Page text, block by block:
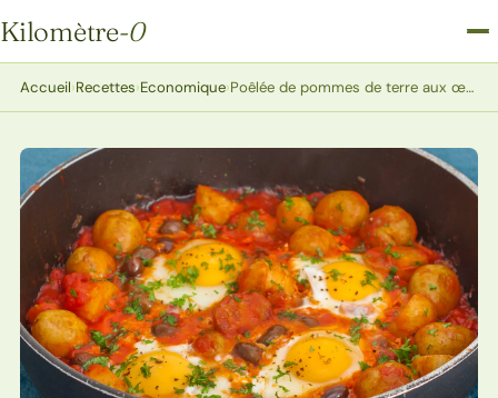
Kilomètre-0
Kilomètre-0
Accueil›Recettes›Economique› Poêlée de pommes de terre aux œufs, façon chakchouka